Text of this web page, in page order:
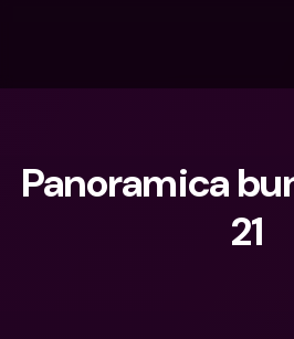
Panoramica
21